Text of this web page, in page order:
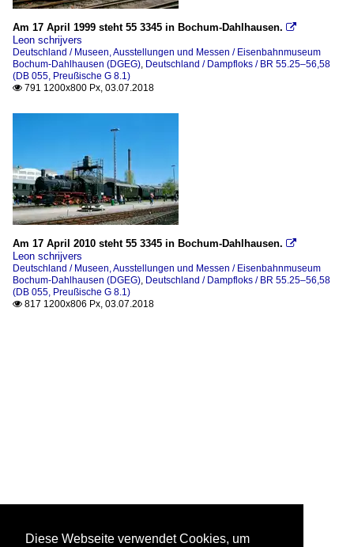
Am 17 April 1999 steht 55 3345 in Bochum-Dahlhausen. 
Leon schrijvers
Deutschland / Museen, Ausstellungen und Messen / Eisenbahnmuseum
Bochum-Dahlhausen (DGEG), Deutschland / Dampfloks / BR 55.25–56,58
(DB 055, Preußische G 8.1)
 791 1200x800 Px, 03.07.2018
Am 17 April 2010 steht 55 3345 in Bochum-Dahlhausen. 
Leon schrijvers
Deutschland / Museen, Ausstellungen und Messen / Eisenbahnmuseum
Bochum-Dahlhausen (DGEG), Deutschland / Dampfloks / BR 55.25–56,58
(DB 055, Preußische G 8.1)
 817 1200x806 Px, 03.07.2018
Diese Webseite verwendet Cookies, um